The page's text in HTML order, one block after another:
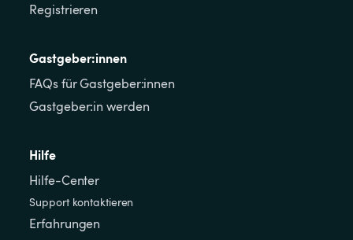
Registrieren
Gastgeber:innen
FAQs für Gastgeber:innen
Gastgeber:in werden
Hilfe
Hilfe-Center
Support kontaktieren
Erfahrungen